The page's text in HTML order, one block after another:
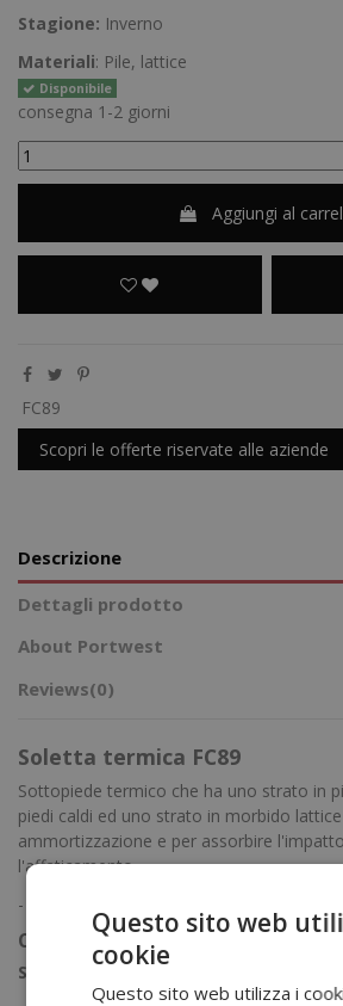
Stagione: Inverno
Materiali: Pile, lattice
Disponibile
consegna 1-2 giorni
Aggiungi al
FC89
Scopri le offerte riservate alle aziende
Descrizione
Dettagli prodotto
About Portwest
Reviews(0)
Soletta termica FC89
Sottopiede termico che ha uno strato in
piedi caldi ed uno strato in morbido
ammortizzazione e per assorbire
l'affaticamento.
-
Composizione tessuto
Suola:
Questo sito web
cookie
Questo sito web utilizza i